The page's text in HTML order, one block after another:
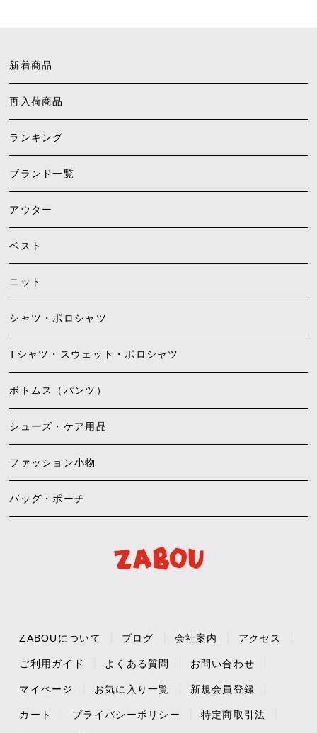
新着商品
再入荷商品
ランキング
ブランド一覧
アウター
ベスト
ニット
シャツ・ポロシャツ
Tシャツ・スウェット・ポロシャツ
ボトムス（パンツ）
シューズ・ケア用品
ファッション小物
バッグ・ポーチ
ZABOUについて ブログ 会社案内 アクセス
ご利用ガイド よくある質問 お問い合わせ
マイページ お気に入り一覧 新規会員登録
カート プライバシーポリシー 特定商取引法